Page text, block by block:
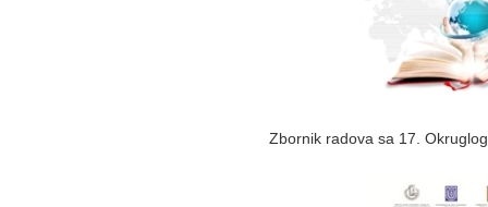
Zbornik radova sa 17.